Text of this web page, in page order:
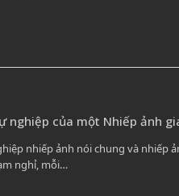
nghiệp của một Nhiếp ảnh
nhiếp ảnh nói chung và nhiếp
nghỉ, mỗi…